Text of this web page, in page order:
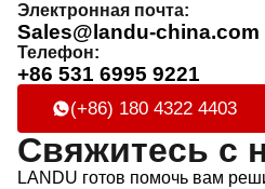
Электронная почта:
Sales@landu-china.com
Телефон:
+86 531 6995 9221
(+86) 180 4322 4403
Свяжитесь с
LANDU готов помочь вам